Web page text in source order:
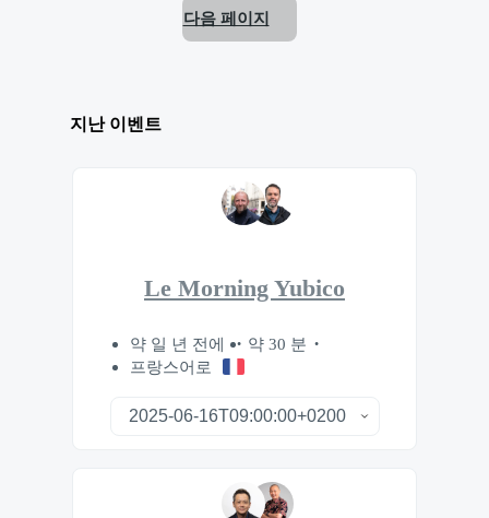
다음 페이지
지난 이벤트
Le Morning Yubico
약 일 년 전에
약 30 분
프랑스어로